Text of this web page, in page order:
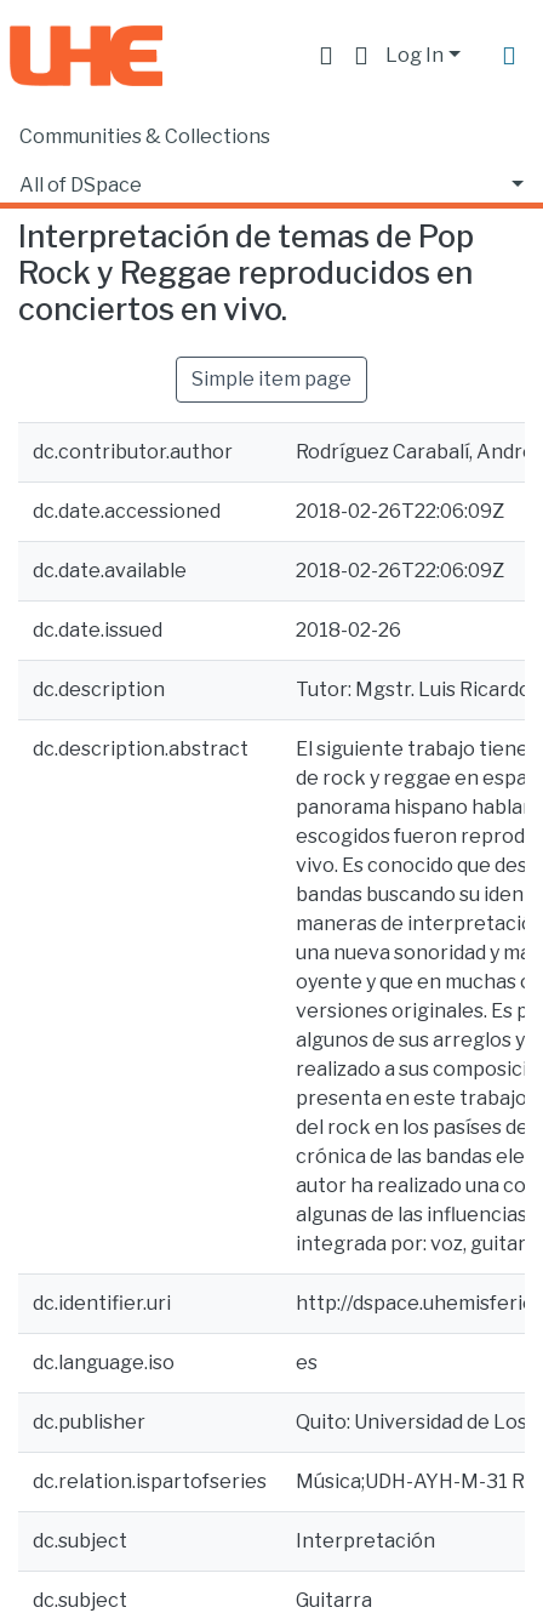
Log In
Communities & Collections
All of DSpace
Statistics
Home Escuela de Música
Interpretación de temas de Pop
Rock y Reggae reproducidos en
conciertos en vivo.
Simple item page
dc.contributor.author Rodríguez Carabalí,
dc.date.accessioned 2018-02-26T22:06:09Z
dc.date.available 2018-02-26T22:06:09Z
dc.date.issued 2018-02-26
dc.description Tutor: Mgstr. Luis
dc.description.abstract
El siguiente trabajo tiene
de rock y reggae en
panorama hispano
escogidos fueron
vivo. Es conocido que
bandas buscando su
maneras de
una nueva sonoridad y
oyente y que en muchas
versiones originales. Es
algunos de sus arreglos y
realizado a sus
presenta en este trabajo
del rock en los pasíses de
crónica de las bandas
autor ha realizado una
algunas de las influencias
integrada por: voz,
dc.identifier.uri http://
dc.language.iso es
dc.publisher Quito: Universidad de Los
dc.relation.ispartofseries Música;UDH-AYH-M-31
dc.subject Interpretación
dc.subject Guitarra